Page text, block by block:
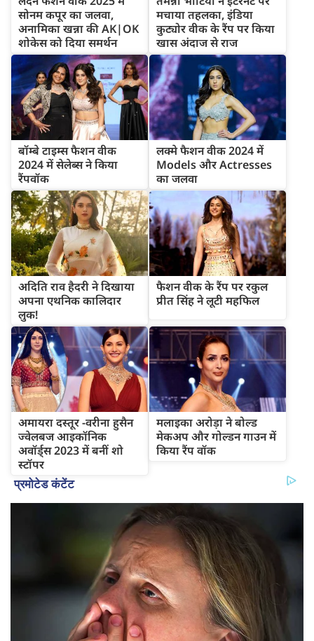
सोनम कपूर का जलवा,
अनामिका खन्ना की AK|OK
शोकेस को दिया समर्थन
मचाया तहलका, इंडिया
कुट्योर वीक के रैंप पर किया
खास अंदाज से राज
बॉम्बे टाइम्स फैशन वीक
2024 में सेलेब्स ने किया
रैंपवॉक
लक्मे फैशन वीक 2024 में
Models और Actresses
का जलवा
अदिति राव हैदरी ने दिखाया
अपना एथनिक कालिदार
लुक!
फैशन वीक के रैंप पर रकुल
प्रीत सिंह ने लूटी महफिल
अमायरा दस्तूर -वरीना हुसैन
ज्वेलबज आइकॉनिक
अवॉर्ड्स 2023 में बनीं शो
स्टॉपर
मलाइका अरोड़ा ने बोल्ड
मेकअप और गोल्डन गाउन में
किया रैंप वॉक